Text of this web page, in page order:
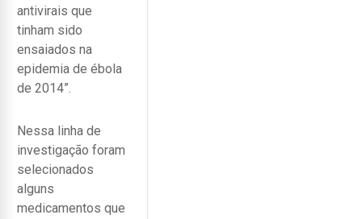
antivirais que
tinham sido
ensaiados na
epidemia de ébola
de 2014”.
Nessa linha de
investigação foram
selecionados
alguns
medicamentos que